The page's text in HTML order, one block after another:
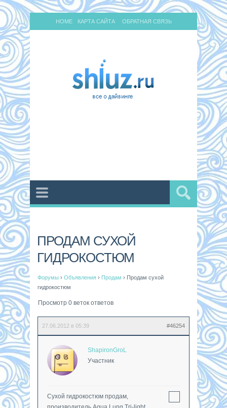
HOME КАРТА САЙТА ОБРАТНАЯ СВЯЗЬ
ПРОДАМ СУХОЙ
ГИДРОКОСТЮМ
Форумы › Объявления › Продам › Продам сухой
гидрокостюм
Просмотр 0 веток ответов
27.06.2012 в 05:39 #46254
ShapironGroL
Участник
Сухой гидрокостюм продам,